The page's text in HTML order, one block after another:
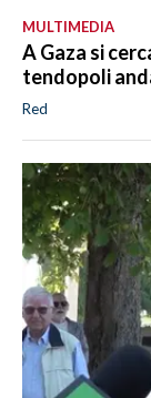
MULTIMEDIA
A Gaza si
tendopoli
Red